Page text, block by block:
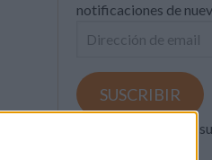
notificaciones de
Dirección
email
SUSCRIBIR
Únete a otros 371K